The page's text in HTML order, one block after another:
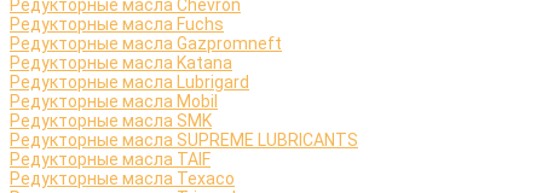
Редукторные масла Chevron
Редукторные масла Fuchs
Редукторные масла Gazpromneft
Редукторные масла Katana
Редукторные масла Lubrigard
Редукторные масла Mobil
Редукторные масла SMK
Редукторные масла SUPREME LUBRICANTS
Редукторные масла TAIF
Редукторные масла Texaco